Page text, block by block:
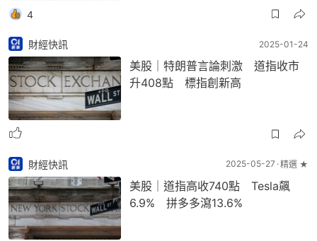
4
財經快訊 2025-01-24
美股｜特朗普言論刺激 道指收市
升408點 標指創新高
財經快訊 2025-05-27 精選 ★
美股｜道指高收740點 Tesla飆
6.9% 拼多多瀉13.6%